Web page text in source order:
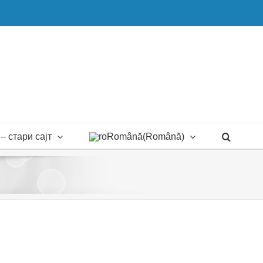
стари сајт Română(Română)